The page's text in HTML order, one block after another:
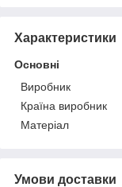
Характеристики
Основні
Виробник
Країна виробник
Матеріал
Умови доставки